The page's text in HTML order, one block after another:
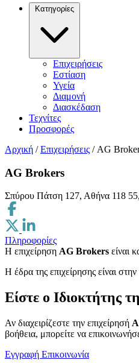
Κατηγορίες
Επιχειρήσεις
Εστίαση
Υγεία
Διαμονή
Διασκέδαση
Τεχνίτες
Προσφορές
Αρχική / Επιχειρήσεις / AG
AG Brokers
Σπύρου Πάτση 127, Αθήνα 118
Πληροφορίες
Η επιχείρηση AG Brokers είναι
H έδρα της επιχείρησης είναι
Είστε ο Ιδιοκτήτης
Αν διαχειρίζεστε την επιχείρησή
βοήθεια, μπορείτε να
Εγγραφή Επικοινωνία